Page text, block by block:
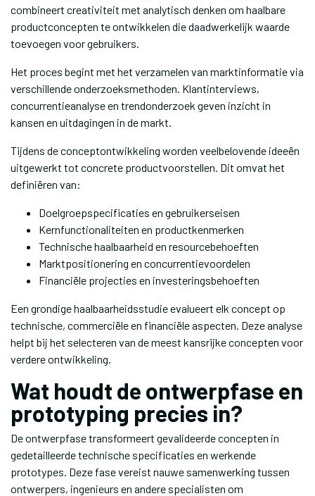
combineert creativiteit met analytisch denken om haalbare
productconcepten te ontwikkelen die daadwerkelijk waarde
toevoegen voor gebruikers.
Het proces begint met het verzamelen van marktinformatie via
verschillende onderzoeksmethoden. Klantinterviews,
concurrentieanalyse en trendonderzoek geven inzicht in
kansen en uitdagingen in de markt.
Tijdens de conceptontwikkeling worden veelbelovende ideeën
uitgewerkt tot concrete productvoorstellen. Dit omvat het
definiëren van:
Doelgroepspecificaties en gebruikerseisen
Kernfunctionaliteiten en productkenmerken
Technische haalbaarheid en resourcebehoeften
Marktpositionering en concurrentievoordelen
Financiële projecties en investeringsbehoeften
Een grondige haalbaarheidsstudie evalueert elk concept op
technische, commerciële en financiële aspecten. Deze analyse
helpt bij het selecteren van de meest kansrijke concepten voor
verdere ontwikkeling.
Wat houdt de ontwerpfase en
prototyping precies in?
De ontwerpfase transformeert gevalideerde concepten in
gedetailleerde technische specificaties en werkende
prototypes. Deze fase vereist nauwe samenwerking tussen
ontwerpers, ingenieurs en andere specialisten om